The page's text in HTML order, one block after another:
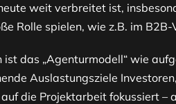
weit verbreitet ist,
Rolle spielen, wie z.B. im
ist das „Agenturmodell“ wie
Auslastungsziele
die Projektarbeit fokussiert